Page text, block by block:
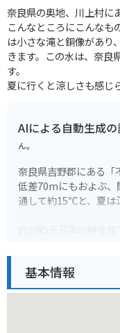
奈良県の奥地、川上村に
こんなところにこんなも
は小さな滝と銅像があり
きます。この水は、奈良
す。
夏に行くと涼しさも感じ
AIによる自動生成
ん。
奈良県吉野郡にある
低差70mにもおよぶ、
通して約15℃と、夏は
約3億5千万年の時を
ます。
基本情報